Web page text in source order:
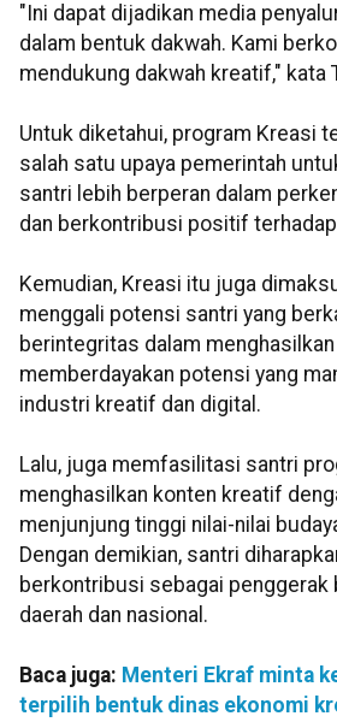
"Ini dapat dijadikan media
dalam bentuk dakwah. Kami
mendukung dakwah kreatif," kata
Untuk diketahui, program Kreasi
salah satu upaya pemerintah
santri lebih berperan dalam
dan berkontribusi positif
Kemudian, Kreasi itu juga
menggali potensi santri yang
berintegritas dalam menghasilkan
memberdayakan potensi yang
industri kreatif dan digital.
Lalu, juga memfasilitasi santri
menghasilkan konten kreatif
menjunjung tinggi nilai-nilai
Dengan demikian, santri
berkontribusi sebagai penggerak
daerah dan nasional.
Baca juga: Menteri Ekraf minta
terpilih bentuk dinas ekonomi